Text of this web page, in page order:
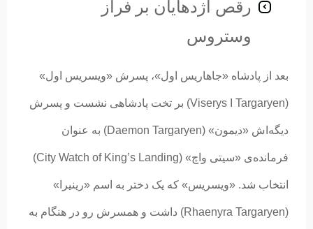
رقص اژدهایان بر فراز
وستروس
بعد از پادشاه «جاهاریس اول»، پسرش «ویسریس اول»
(Viserys I Targaryen) بر تخت پادشاهی نشست و پسرش
دیگه‌اش «دیمون» (Daemon Targaryen) به عنوان
فرمانده‌ی «سیتی واچ» (City Watch of King’s Landing)
انتخاب شد. «ویسریس» که یک دختر به اسم «رینیرا»
(Rhaenyra Targaryen) داشت و همسرش رو در هنگام به